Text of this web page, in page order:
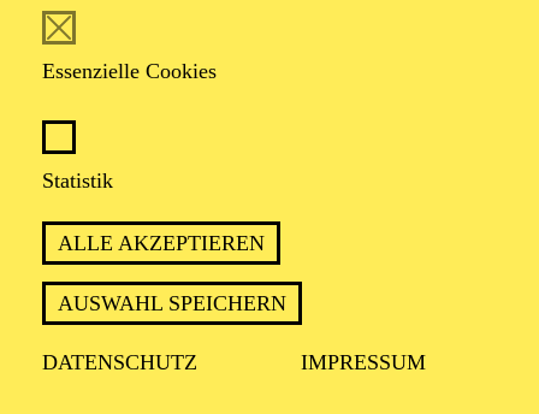
Essenzielle Cookies
Statistik
ALLE AKZEPTIEREN
AUSWAHL SPEICHERN
DATENSCHUTZ IMPRESSUM
Für Kinder ab 6 Jahren
Leitung